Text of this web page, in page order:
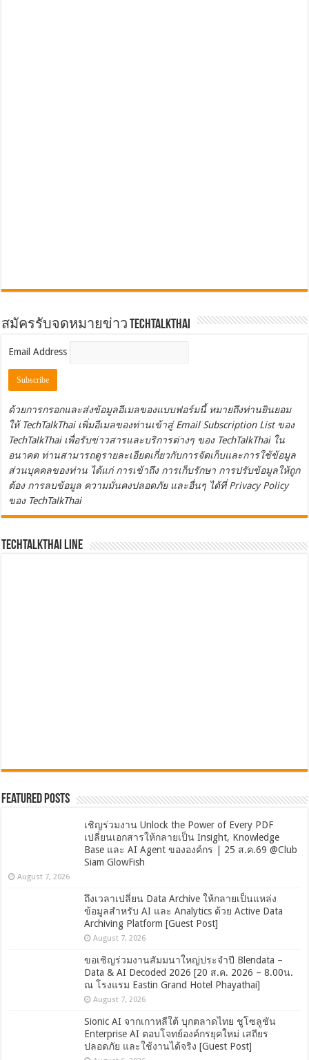
สมัครรับจดหมายข่าว TechTalkThai
Email Address
ด้วยการกรอกและส่งข้อมูลอีเมลของแบบฟอร์มนี้ หมายถึงท่านยินยอม
ให้ TechTalkThai เพิ่มอีเมลของท่านเข้าสู่ Email Subscription List ของ
TechTalkThai เพื่อรับข่าวสารและบริการต่างๆ ของ TechTalkThai ใน
อนาคต ท่านสามารถดูรายละเอียดเกี่ยวกับการจัดเก็บและการใช้ข้อมูล
ส่วนบุคคลของท่าน ได้แก่ การเข้าถึง การเก็บรักษา การปรับข้อมูลให้ถูก
ต้อง การลบข้อมูล ความมั่นคงปลอดภัย และอื่นๆ ได้ที่Privacy Policy
ของ TechTalkThai
TechTalkThai LINE
Featured Posts
เชิญร่วมงาน Unlock the Power of Every PDF
เปลี่ยนเอกสารให้กลายเป็น Insight, Knowledge
Base และ AI Agent ขององค์กร | 25 ส.ค.69 @Club
Siam GlowFish
August 7, 2026
ถึงเวลาเปลี่ยน Data Archive ให้กลายเป็นแหล่ง
ข้อมูลสำหรับ AI และ Analytics ด้วย Active Data
Archiving Platform [Guest Post]
August 7, 2026
ขอเชิญร่วมงานสัมมนาใหญ่ประจำปี Blendata –
Data & AI Decoded 2026 [20 ส.ค. 2026 – 8.00น.
ณ โรงแรม Eastin Grand Hotel Phayathai]
August 7, 2026
Sionic AI จากเกาหลีใต้ บุกตลาดไทย ชูโซลูชัน
Enterprise AI ตอบโจทย์องค์กรยุคใหม่ เสถียร
ปลอดภัย และใช้งานได้จริง [Guest Post]